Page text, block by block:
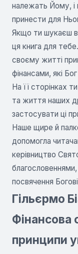
належать Йому, і
принести для
Якщо ти шукаєш
ця книга для
своєму житті
фінансами, які
На її сторінках
та життя наших
застосувати ці
Наше щире й
допомогла
керівництво
посвячення
Гільєрмо
Фінансова
принципи